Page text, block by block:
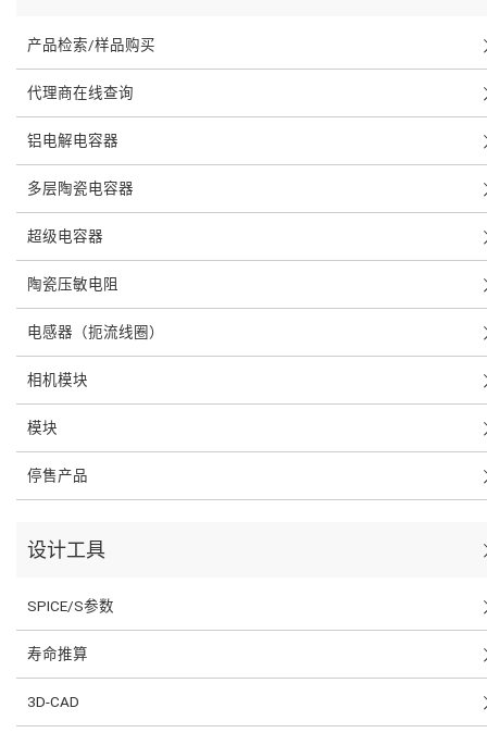
产品检索/样品购买
代理商在线查询
铝电解电容器
多层陶瓷电容器
超级电容器
陶瓷压敏电阻
电感器（扼流线圈）
相机模块
模块
停售产品
设计工具
SPICE/S参数
寿命推算
3D-CAD